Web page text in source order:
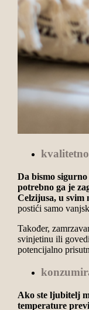
Da bismo
potrebno ga je
Celzijusa, u svim
postići samo
Također,
svinjetinu ili
potencijalno
Ako ste ljubitelj
temperature